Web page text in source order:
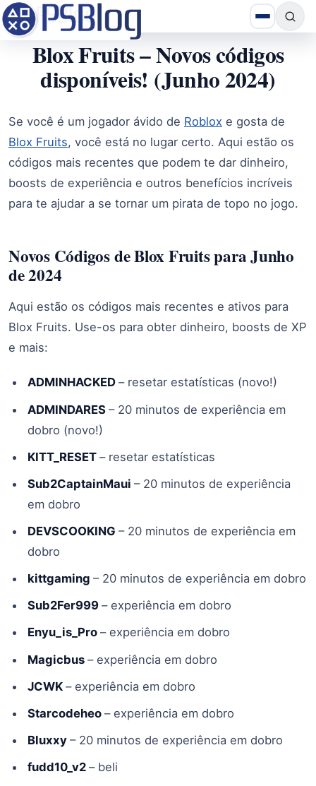
Blox Fruits – Novos códigos
disponíveis! (Junho 2024)
Se você é um jogador ávido de Roblox e gosta de
Blox Fruits, você está no lugar certo. Aqui estão os
códigos mais recentes que podem te dar dinheiro,
boosts de experiência e outros benefícios incríveis
para te ajudar a se tornar um pirata de topo no jogo.
Novos Códigos de Blox Fruits para Junho
de 2024
Aqui estão os códigos mais recentes e ativos para
Blox Fruits. Use-os para obter dinheiro, boosts de XP
e mais:
ADMINHACKED – resetar estatísticas (novo!)
ADMINDARES – 20 minutos de experiência em
dobro (novo!)
KITT_RESET – resetar estatísticas
Sub2CaptainMaui – 20 minutos de experiência
em dobro
DEVSCOOKING – 20 minutos de experiência em
dobro
kittgaming – 20 minutos de experiência em dobro
Sub2Fer999 – experiência em dobro
Enyu_is_Pro – experiência em dobro
Magicbus – experiência em dobro
JCWK – experiência em dobro
Starcodeheo – experiência em dobro
Bluxxy – 20 minutos de experiência em dobro
fudd10_v2 – beli